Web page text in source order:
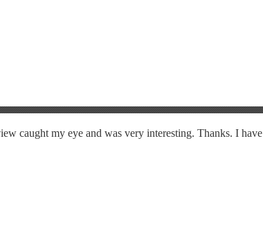
caught my eye and was very interesting. Thanks. I